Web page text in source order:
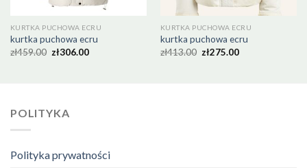
KURTKA PUCHOWA ECRU
kurtka puchowa ecru
zł459.00 zł306.00
KURTKA PUCHOWA ECRU
kurtka puchowa ecru
zł413.00 zł275.00
POLITYKA
Polityka prywatności